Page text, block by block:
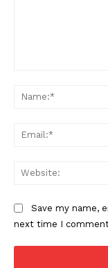
Save my name,
next time I